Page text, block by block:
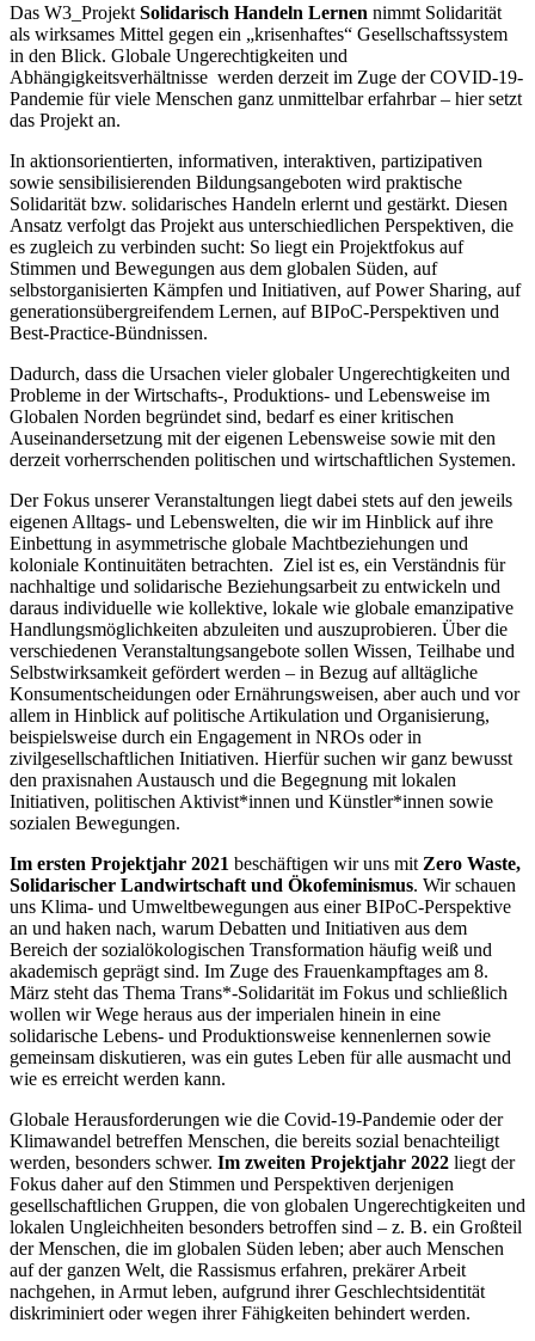
Das W3_Projekt Solidarisch Handeln Lernen nimmt Solidarität
als wirksames Mittel gegen ein „krisenhaftes“ Gesellschaftssystem
in den Blick. Globale Ungerechtigkeiten und
Abhängigkeitsverhältnisse werden derzeit im Zuge der COVID-19-
Pandemie für viele Menschen ganz unmittelbar erfahrbar – hier setzt
das Projekt an.
In aktionsorientierten, informativen, interaktiven, partizipativen
sowie sensibilisierenden Bildungsangeboten wird praktische
Solidarität bzw. solidarisches Handeln erlernt und gestärkt. Diesen
Ansatz verfolgt das Projekt aus unterschiedlichen Perspektiven, die
es zugleich zu verbinden sucht: So liegt ein Projektfokus auf
Stimmen und Bewegungen aus dem globalen Süden, auf
selbstorganisierten Kämpfen und Initiativen, auf Power Sharing, auf
generationsübergreifendem Lernen, auf BIPoC-Perspektiven und
Best-Practice-Bündnissen.
Dadurch, dass die Ursachen vieler globaler Ungerechtigkeiten und
Probleme in der Wirtschafts-, Produktions- und Lebensweise im
Globalen Norden begründet sind, bedarf es einer kritischen
Auseinandersetzung mit der eigenen Lebensweise sowie mit den
derzeit vorherrschenden politischen und wirtschaftlichen Systemen.
Der Fokus unserer Veranstaltungen liegt dabei stets auf den jeweils
eigenen Alltags- und Lebenswelten, die wir im Hinblick auf ihre
Einbettung in asymmetrische globale Machtbeziehungen und
koloniale Kontinuitäten betrachten. Ziel ist es, ein Verständnis für
nachhaltige und solidarische Beziehungsarbeit zu entwickeln und
daraus individuelle wie kollektive, lokale wie globale emanzipative
Handlungsmöglichkeiten abzuleiten und auszuprobieren. Über die
verschiedenen Veranstaltungsangebote sollen Wissen, Teilhabe und
Selbstwirksamkeit gefördert werden – in Bezug auf alltägliche
Konsumentscheidungen oder Ernährungsweisen, aber auch und vor
allem in Hinblick auf politische Artikulation und Organisierung,
beispielsweise durch ein Engagement in NROs oder in
zivilgesellschaftlichen Initiativen. Hierfür suchen wir ganz bewusst
den praxisnahen Austausch und die Begegnung mit lokalen
Initiativen, politischen Aktivist*innen und Künstler*innen sowie
sozialen Bewegungen.
Im ersten Projektjahr 2021 beschäftigen wir uns mit Zero Waste,
Solidarischer Landwirtschaft und Ökofeminismus. Wir schauen
uns Klima- und Umweltbewegungen aus einer BIPoC-Perspektive
an und haken nach, warum Debatten und Initiativen aus dem
Bereich der sozialökologischen Transformation häufig weiß und
akademisch geprägt sind. Im Zuge des Frauenkampftages am 8.
März steht das Thema Trans*-Solidarität im Fokus und schließlich
wollen wir Wege heraus aus der imperialen hinein in eine
solidarische Lebens- und Produktionsweise kennenlernen sowie
gemeinsam diskutieren, was ein gutes Leben für alle ausmacht und
wie es erreicht werden kann.
Globale Herausforderungen wie die Covid-19-Pandemie oder der
Klimawandel betreffen Menschen, die bereits sozial benachteiligt
werden, besonders schwer. Im zweiten Projektjahr 2022 liegt der
Fokus daher auf den Stimmen und Perspektiven derjenigen
gesellschaftlichen Gruppen, die von globalen Ungerechtigkeiten und
lokalen Ungleichheiten besonders betroffen sind – z. B. ein Großteil
der Menschen, die im globalen Süden leben; aber auch Menschen
auf der ganzen Welt, die Rassismus erfahren, prekärer Arbeit
nachgehen, in Armut leben, aufgrund ihrer Geschlechtsidentität
diskriminiert oder wegen ihrer Fähigkeiten behindert werden.